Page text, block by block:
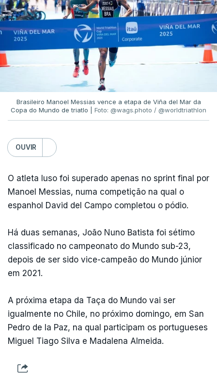
Brasileiro Manoel Messias vence a etapa de Viña del Mar da
Copa do Mundo de triatlo | Foto: @wags.photo / @worldtriathlon
OUVIR
O atleta luso foi superado apenas no sprint final por
Manoel Messias, numa competição na qual o
espanhol David del Campo completou o pódio.
Há duas semanas, João Nuno Batista foi sétimo
classificado no campeonato do Mundo sub-23,
depois de ser sido vice-campeão do Mundo júnior
em 2021.
A próxima etapa da Taça do Mundo vai ser
igualmente no Chile, no próximo domingo, em San
Pedro de la Paz, na qual participam os portugueses
Miguel Tiago Silva e Madalena Almeida.